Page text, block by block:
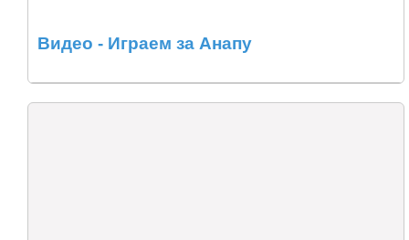
Видео - Играем за Анапу